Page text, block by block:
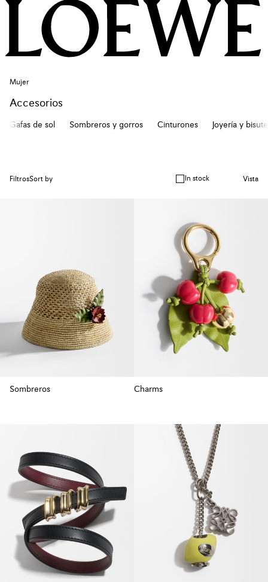
Mujer
Accesorios
Gafas de sol Sombreros y gorros Cinturones Joyería y
FiltrosSort by In stock Vista
Sombreros Charms